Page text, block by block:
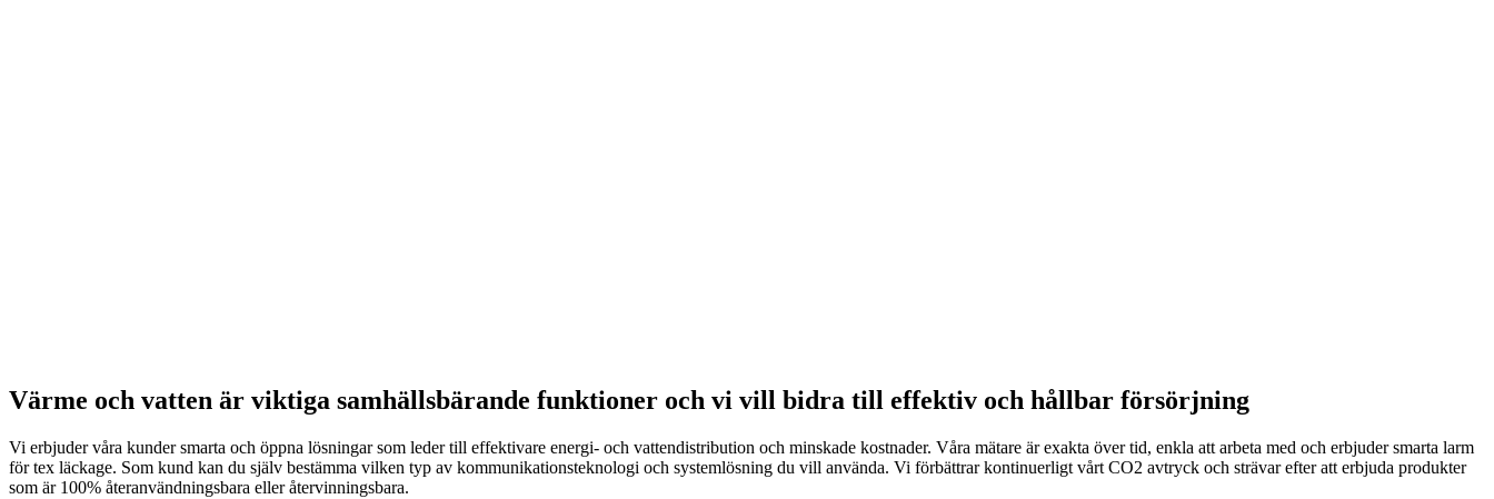
Värme och vatten är viktiga samhällsbärande funktioner och vi vill bidra till effektiv och hållbar försörjning
Vi erbjuder våra kunder smarta och öppna lösningar som leder till effektivare energi- och vattendistribution och minskade kostnader. Våra mätare är exakta över tid, enkla att arbeta med och erbjuder smarta larm
för tex läckage. Som kund kan du själv bestämma vilken typ av kommunikationsteknologi och systemlösning du vill använda. Vi förbättrar kontinuerligt vårt CO2 avtryck och strävar efter att erbjuda produkter
som är 100% återanvändningsbara eller återvinningsbara.